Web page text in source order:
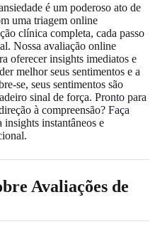
é um poderoso ato de
uma triagem online
clínica completa, cada passo
Nossa avaliação online
oferecer insights imediatos e
melhor seus sentimentos e a
se, seus sentimentos são
sinal de força. Pronto para
à compreensão? Faça
insights instantâneos e
Avaliações de